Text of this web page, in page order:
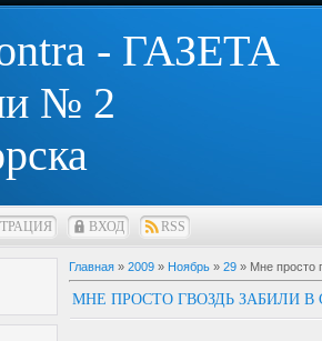
- ГАЗЕТА
№ 2
ВХОД RSS
Главная » 2009 » Ноябрь » 29 » Мне просто
МНЕ ПРОСТО ГВОЗДЬ ЗАБИЛИ В